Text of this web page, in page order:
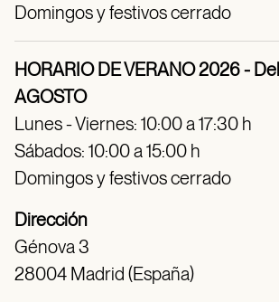
Domingos y festivos cerrado
HORARIO DE VERANO 2026 -
AGOSTO
Lunes - Viernes: 10:00 a 17:30 h
Sábados: 10:00 a 15:00 h
Domingos y festivos cerrado
Dirección
Génova 3
28004 Madrid (España)